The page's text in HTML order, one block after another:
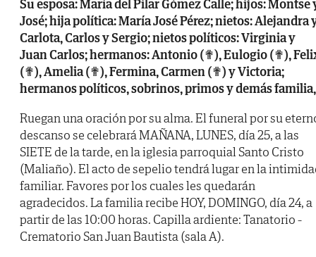
Su esposa: María del Pilar Gómez Calle; hijos: Montse
José; hija política: María José Pérez; nietos: Alejandra
Carlota, Carlos y Sergio; nietos políticos: Virginia y
Juan Carlos; hermanos: Antonio (✟), Eulogio (✟),
(✟), Amelia (✟), Fermina, Carmen (✟) y Victoria;
hermanos políticos, sobrinos, primos y demás familia,
Ruegan una oración por su alma. El funeral por su
descanso se celebrará MAÑANA, LUNES, día 25, a las
SIETE de la tarde, en la iglesia parroquial Santo Cristo
(Maliaño). El acto de sepelio tendrá lugar en la
familiar. Favores por los cuales les quedarán
agradecidos. La familia recibe HOY, DOMINGO, día 24, a
partir de las 10:00 horas. Capilla ardiente: Tanatorio -
Crematorio San Juan Bautista (sala A).